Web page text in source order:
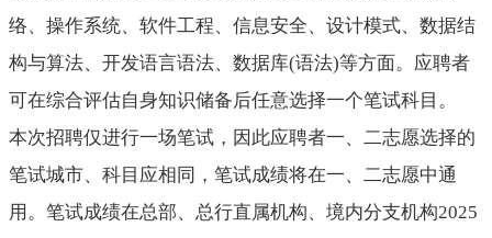
络、操作系统、软件工程、信息安全、设计模式、数据结
构与算法、开发语言语法、数据库(语法)等方面。应聘者
可在综合评估自身知识储备后任意选择一个笔试科目。
本次招聘仅进行一场笔试，因此应聘者一、二志愿选择的
笔试城市、科目应相同，笔试成绩将在一、二志愿中通
用。笔试成绩在总部、总行直属机构、境内分支机构2025